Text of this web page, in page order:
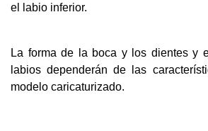
el labio inferior.
La forma de la boca y los dientes y
labios dependerán de las
modelo caricaturizado.